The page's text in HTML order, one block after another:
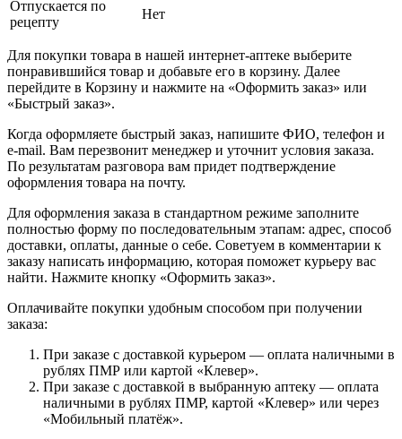
Отпускается по
рецепту
Нет
Для покупки товара в нашей интернет-аптеке выберите
понравившийся товар и добавьте его в корзину. Далее
перейдите в Корзину и нажмите на «Оформить заказ» или
«Быстрый заказ».
Когда оформляете быстрый заказ, напишите ФИО, телефон и
e-mail. Вам перезвонит менеджер и уточнит условия заказа.
По результатам разговора вам придет подтверждение
оформления товара на почту.
Для оформления заказа в стандартном режиме заполните
полностью форму по последовательным этапам: адрес, способ
доставки, оплаты, данные о себе. Советуем в комментарии к
заказу написать информацию, которая поможет курьеру вас
найти. Нажмите кнопку «Оформить заказ».
Оплачивайте покупки удобным способом при получении
заказа:
При заказе с доставкой курьером — оплата наличными в
рублях ПМР или картой «Клевер».
При заказе с доставкой в выбранную аптеку — оплата
наличными в рублях ПМР, картой «Клевер» или через
«Мобильный платёж».